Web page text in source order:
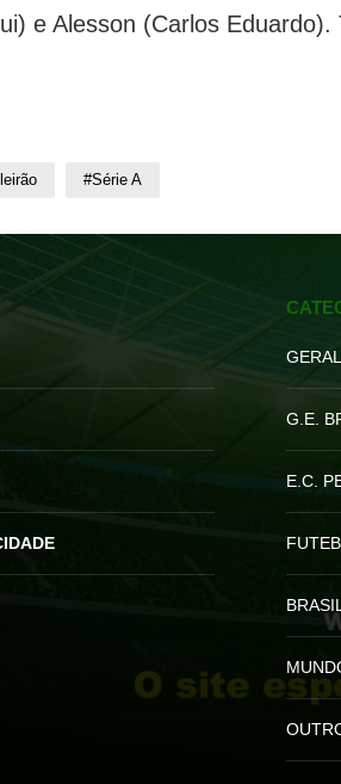
e Alesson (Carlos
#Série A
GERAL
G.E.
E.C.
BRASIL